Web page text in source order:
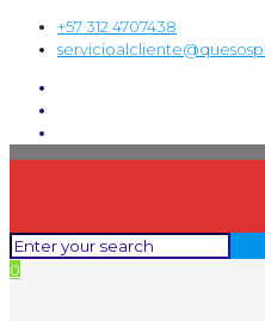
+57 312 4707438
0